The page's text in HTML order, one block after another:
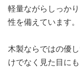
軽量ながらしっか
性を備えています。
木製ならではの優
けでなく見た目に